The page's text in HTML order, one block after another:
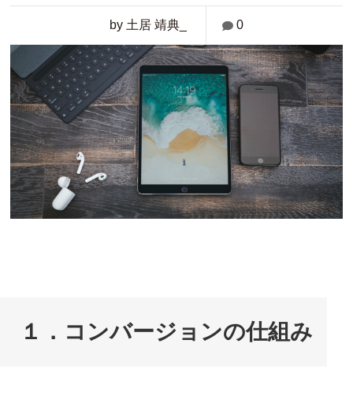
by 土居 靖典_ 0
１．コンバージョンの仕組み